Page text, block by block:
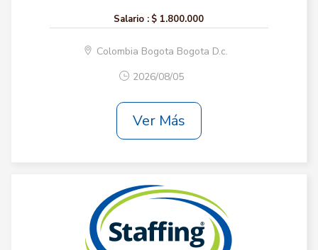
Salario : $ 1.800.000
Colombia Bogota Bogota D.c.
2026/08/05
Ver Más